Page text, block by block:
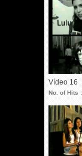
Vídeo 16
No. of Hits :